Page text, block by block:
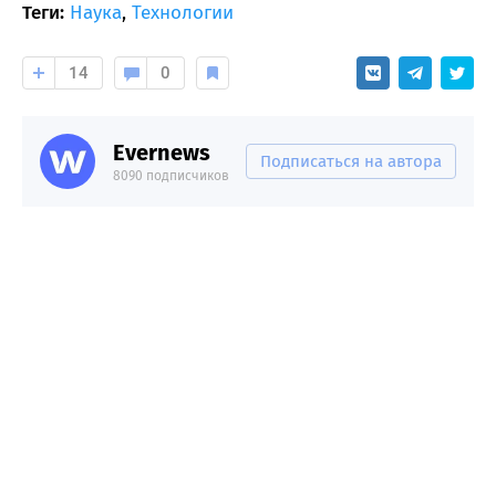
Теги: Наука, Технологии
14 0
Evernews
8090 подписчиков
Подписаться на автора